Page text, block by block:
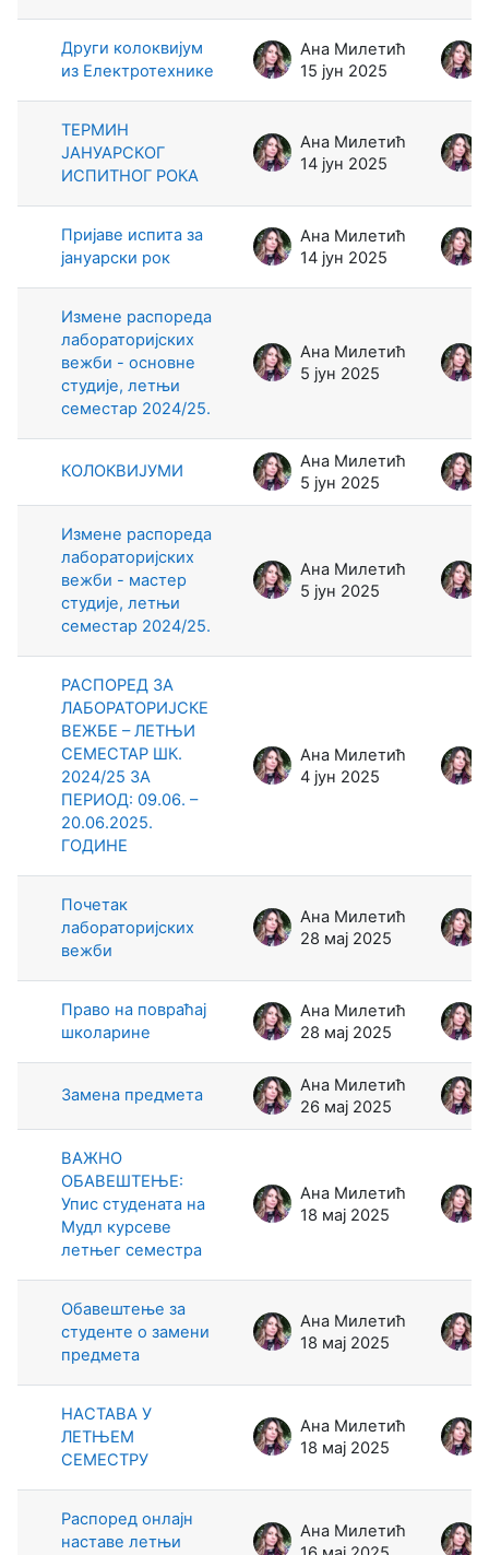
Други колоквијум
из Електротехнике
Ана Милетић
15 јун 2025
ТЕРМИН
ЈАНУАРСКОГ
ИСПИТНОГ РОКА
Ана Милетић
14 јун 2025
Пријаве испита за
jануарски рок
Ана Милетић
14 јун 2025
Измене распореда
лабораторијских
вежби - основне
студије, летњи
семестар 2024/25.
Ана Милетић
5 јун 2025
КОЛОКВИЈУМИ
Ана Милетић
5 јун 2025
Измене распореда
лабораторијских
вежби - мастер
студије, летњи
семестар 2024/25.
Ана Милетић
5 јун 2025
РАСПОРЕД ЗА
ЛАБОРАТОРИЈСКЕ
ВЕЖБЕ – ЛЕТЊИ
СЕМЕСТАР ШК.
2024/25 ЗА
ПЕРИОД: 09.06. –
20.06.2025.
ГОДИНЕ
Ана Милетић
4 јун 2025
Почетак
лабораторијских
вежби
Ана Милетић
28 мај 2025
Право на повраћај
школарине
Ана Милетић
28 мај 2025
Замена предмета
Ана Милетић
26 мај 2025
ВАЖНО
ОБАВЕШТЕЊЕ:
Упис студената на
Мудл курсеве
летњег семестра
Ана Милетић
18 мај 2025
Обавештење за
студенте о замени
предмета
Ана Милетић
18 мај 2025
НАСТАВА У
ЛЕТЊЕМ
СЕМЕСТРУ
Ана Милетић
18 мај 2025
Распоред онлајн
наставе летњи
Ана Милетић